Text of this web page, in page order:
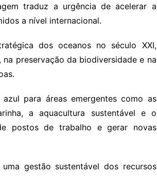
traduz a urgência de acelerar a
a nível internacional.
dos oceanos no século XXI,
preservação da biodiversidade e na
para áreas emergentes como as
a aquacultura sustentável e o
postos de trabalho e gerar novas
gestão sustentável dos recursos